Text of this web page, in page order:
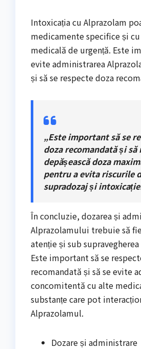
Intoxicația cu Alprazolam
medicamente specifice și
medicală de urgență. Este
evite administrarea
și să se respecte doza
„Este important să se
doza recomandată și să
depășească doza
pentru a evita riscurile
supradozaj și
În concluzie, dozarea și
Alprazolamului trebuie să
atenție și sub
Este important să se
recomandată și să se evite
concomitentă cu alte
substanțe care pot
Alprazolamul.
Dozare și administrare